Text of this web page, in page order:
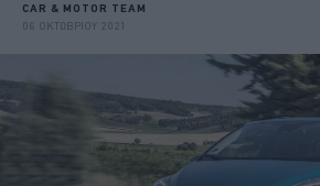
CAR & MOTOR TEAM
06 ΟΚΤΩΒΡΙΟΥ 2021